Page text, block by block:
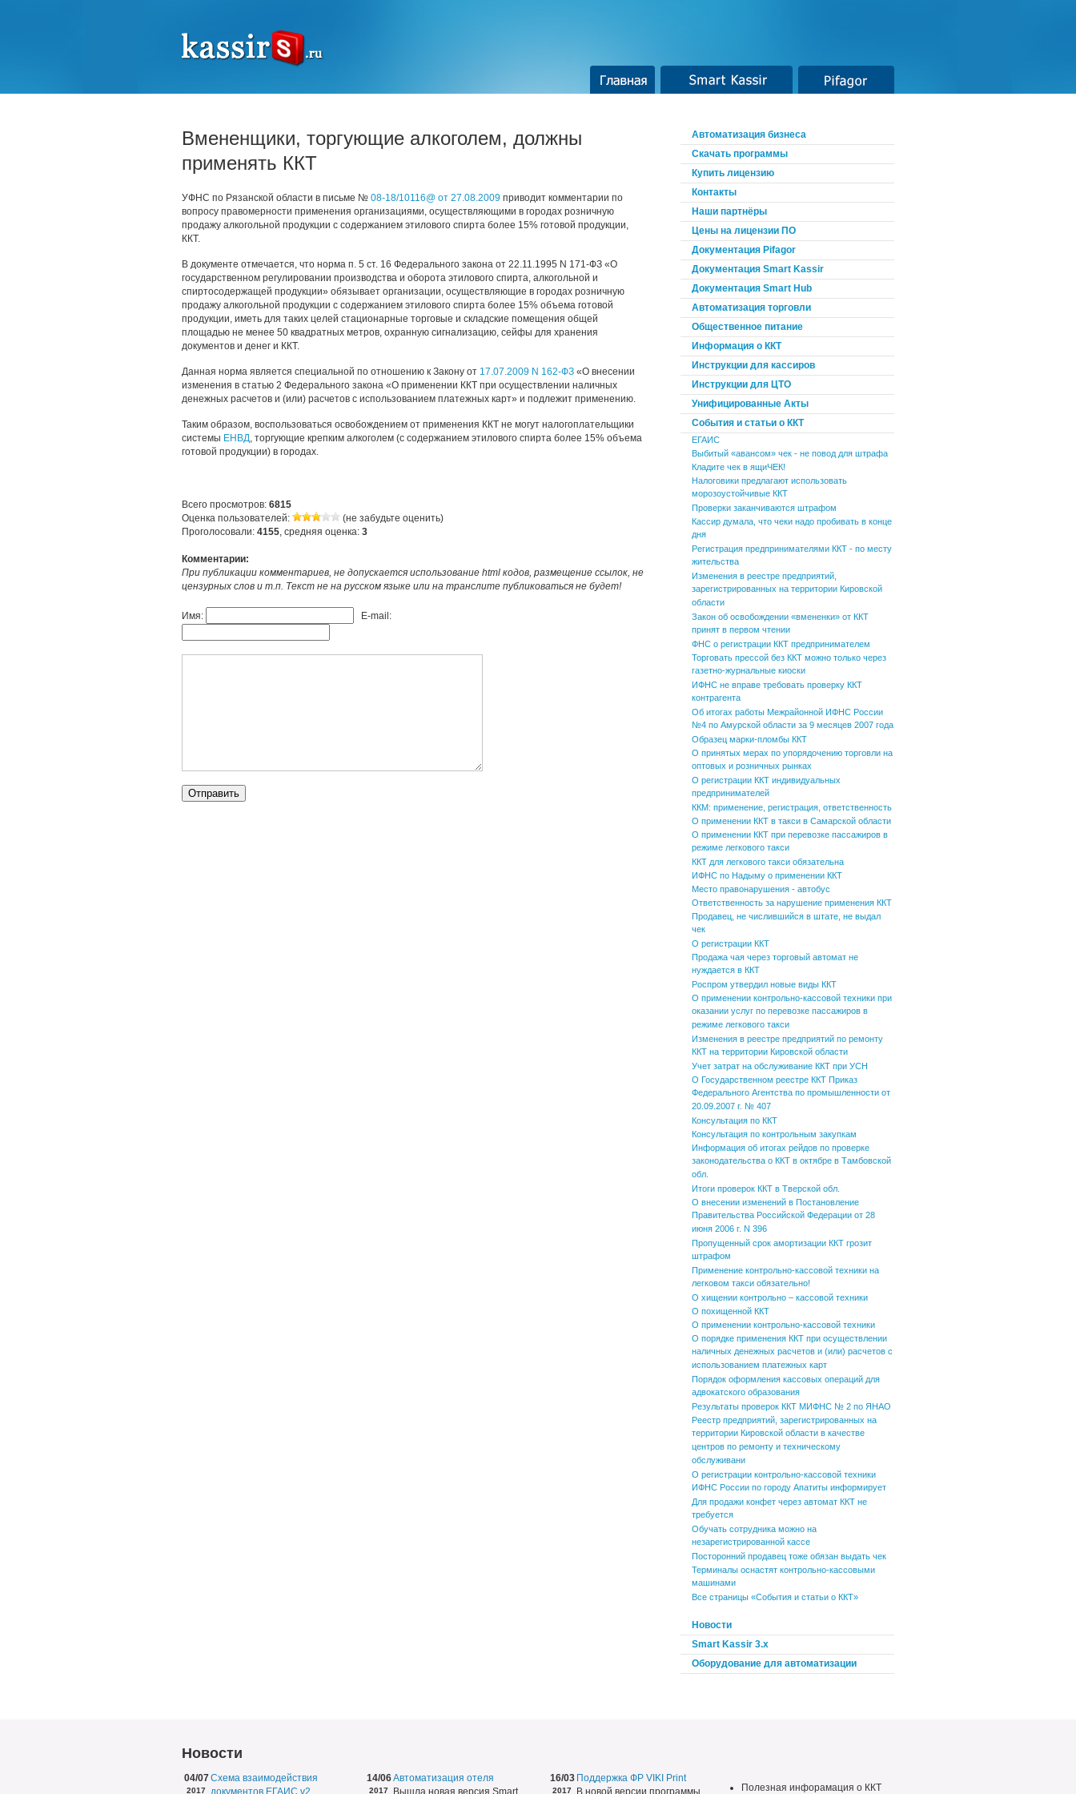
Главная Smart Kassir Pifagor
Вмененщики, торгующие алкоголем, должны
применять ККТ
УФНС по Рязанской области в письме № 08-18/10116@ от 27.08.2009 приводит комментарии по
вопросу правомерности применения организациями, осуществляющими в городах розничную
продажу алкогольной продукции с содержанием этилового спирта более 15% готовой продукции,
ККТ.
В документе отмечается, что норма п. 5 ст. 16 Федерального закона от 22.11.1995 N 171-ФЗ «О
государственном регулировании производства и оборота этилового спирта, алкогольной и
спиртосодержащей продукции» обязывает организации, осуществляющие в городах розничную
продажу алкогольной продукции с содержанием этилового спирта более 15% объема готовой
продукции, иметь для таких целей стационарные торговые и складские помещения общей
площадью не менее 50 квадратных метров, охранную сигнализацию, сейфы для хранения
документов и денег и ККТ.
Данная норма является специальной по отношению к Закону от 17.07.2009 N 162-ФЗ «О внесении
изменения в статью 2 Федерального закона «О применении ККТ при осуществлении наличных
денежных расчетов и (или) расчетов с использованием платежных карт» и подлежит применению.
Таким образом, воспользоваться освобождением от применения ККТ не могут налогоплательщики
системы ЕНВД, торгующие крепким алкоголем (с содержанием этилового спирта более 15% объема
готовой продукции) в городах.
Всего просмотров: 6815
Оценка пользователей:
(не забудьте оценить)
Проголосовали: 4155, средняя оценка: 3
Комментарии:
При публикации комментариев, не допускается использование html кодов, размещение ссылок, не
цензурных слов и т.п. Текст не на русском языке или на транслите публиковаться не будет!
Имя: E-mail:
Автоматизация бизнеса
Скачать программы
Купить лицензию
Контакты
Наши партнёры
Цены на лицензии ПО
Документация Pifagor
Документация Smart Kassir
Документация Smart Hub
Автоматизация торговли
Общественное питание
Информация о ККТ
Инструкции для кассиров
Инструкции для ЦТО
Унифицированные Акты
События и статьи о ККТ
ЕГАИС
Выбитый «авансом» чек - не повод для штрафа
Кладите чек в ящиЧЕК!
Налоговики предлагают использовать
морозоустойчивые ККТ
Проверки заканчиваются штрафом
Кассир думала, что чеки надо пробивать в конце
дня
Регистрация предпринимателями ККТ - по месту
жительства
Изменения в реестре предприятий,
зарегистрированных на территории Кировской
области
Закон об освобождении «вмененки» от ККТ
принят в первом чтении
ФНС о регистрации ККТ предпринимателем
Торговать прессой без ККТ можно только через
газетно-журнальные киоски
ИФНС не вправе требовать проверку ККТ
контрагента
Об итогах работы Межрайонной ИФНС России
№4 по Амурской области за 9 месяцев 2007 года
Образец марки-пломбы ККТ
О принятых мерах по упорядочению торговли на
оптовых и розничных рынках
О регистрации ККТ индивидуальных
предпринимателей
ККМ: применение, регистрация, ответственность
О применении ККТ в такси в Самарской области
О применении ККТ при перевозке пассажиров в
режиме легкового такси
ККТ для легкового такси обязательна
ИФНС по Надыму о применении ККТ
Место правонарушения - автобус
Ответственность за нарушение применения ККТ
Продавец, не числившийся в штате, не выдал
чек
О регистрации ККТ
Продажа чая через торговый автомат не
нуждается в ККТ
Роспром утвердил новые виды ККТ
О применении контрольно-кассовой техники при
оказании услуг по перевозке пассажиров в
режиме легкового такси
Изменения в реестре предприятий по ремонту
ККТ на территории Кировской области
Учет затрат на обслуживание ККТ при УСН
О Государственном реестре ККТ Приказ
Федерального Агентства по промышленности от
20.09.2007 г. № 407
Консультация по ККТ
Консультация по контрольным закупкам
Информация об итогах рейдов по проверке
законодательства о ККТ в октябре в Тамбовской
обл.
Итоги проверок ККТ в Тверской обл.
О внесении изменений в Постановление
Правительства Российской Федерации от 28
июня 2006 г. N 396
Пропущенный срок амортизации ККТ грозит
штрафом
Применение контрольно-кассовой техники на
легковом такси обязательно!
О хищении контрольно – кассовой техники
О похищенной ККТ
О применении контрольно-кассовой техники
О порядке применения ККТ при осуществлении
наличных денежных расчетов и (или) расчетов с
использованием платежных карт
Порядок оформления кассовых операций для
адвокатского образования
Результаты проверок ККТ МИФНС № 2 по ЯНАО
Реестр предприятий, зарегистрированных на
территории Кировской области в качестве
центров по ремонту и техническому
обслуживани
О регистрации контрольно-кассовой техники
ИФНС России по городу Апатиты информирует
Для продажи конфет через автомат ККТ не
требуется
Обучать сотрудника можно на
незарегистрированной кассе
Посторонний продавец тоже обязан выдать чек
Терминалы оснастят контрольно-кассовыми
машинами
Все страницы «События и статьи о ККТ»
Новости
Smart Kassir 3.x
Оборудование для автоматизации
Новости
04/07
2017
Схема взаимодействия
документов ЕГАИС v2
14/06
2017
Автоматизация отеля
Вышла новая версия Smart
16/03
2017
Поддержка ФР VIKI Print
В новой версии программы
Полезная инфорамация о ККТ